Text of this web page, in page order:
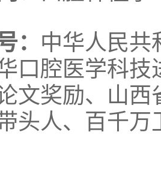
： 中华人民共
口腔医学科
文奖励、山
头人、百千